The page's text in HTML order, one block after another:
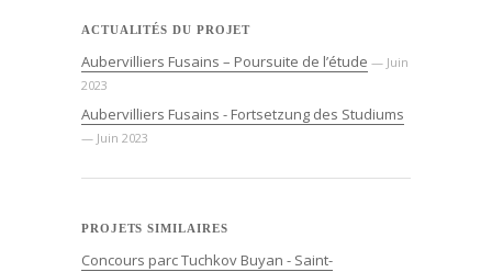
ACTUALITÉS DU PROJET
Aubervilliers Fusains – Poursuite de l’étude — Juin
2023
Aubervilliers Fusains - Fortsetzung des Studiums
— Juin 2023
PROJETS SIMILAIRES
Concours parc Tuchkov Buyan - Saint-